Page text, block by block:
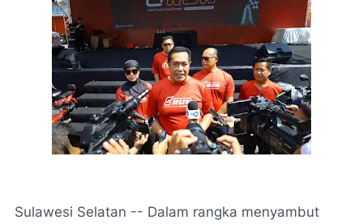
Sulawesi Selatan -- Dalam rangka menyambut